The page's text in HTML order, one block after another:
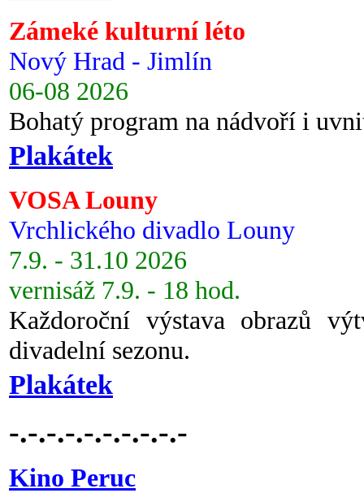
Zámeké kulturní léto
Nový Hrad - Jimlín
06-08 2026
Bohatý program na nádvoří i
Plakátek
VOSA Louny
Vrchlického divadlo Louny
7.9. - 31.10 2026
vernisáž 7.9. - 18 hod.
Každoroční výstava obrazů
divadelní sezonu.
Plakátek
-.-.-.-.-.-.-.-.-.-
Kino Peruc